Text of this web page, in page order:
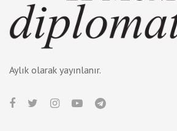
Aylık olarak yayınlanır.